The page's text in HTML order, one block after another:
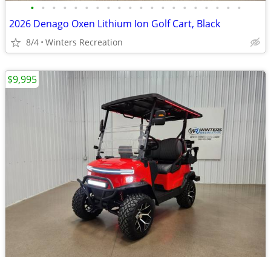
• • • • • • • • • • • • • • • • • • • •
2026 Denago Oxen Lithium Ion Golf Cart, Black
8/4 Winters Recreation
$9,995